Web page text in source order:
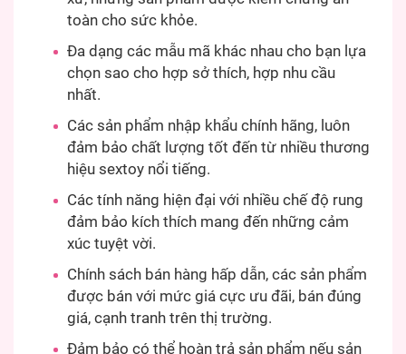
toàn cho sức khỏe.
Đa dạng các mẫu mã khác nhau cho bạn lựa
chọn sao cho hợp sở thích, hợp nhu cầu
nhất.
Các sản phẩm nhập khẩu chính hãng, luôn
đảm bảo chất lượng tốt đến từ nhiều thương
hiệu sextoy nổi tiếng.
Các tính năng hiện đại với nhiều chế độ rung
đảm bảo kích thích mang đến những cảm
xúc tuyệt vời.
Chính sách bán hàng hấp dẫn, các sản phẩm
được bán với mức giá cực ưu đãi, bán đúng
giá, cạnh tranh trên thị trường.
Đảm bảo có thể hoàn trả sản phẩm nếu sản